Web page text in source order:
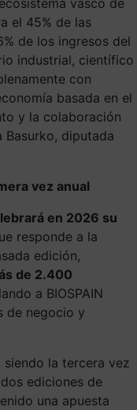
el 45% de las
de los ingresos del
industrial, científico
con
basada en el
y la colaboración
Basurko, diputada
vez anual
en 2026 su
responde a la
edición,
de 2.400
a BIOSPAIN
de negocio y
, siendo la tercera vez
ediciones de
una apuesta